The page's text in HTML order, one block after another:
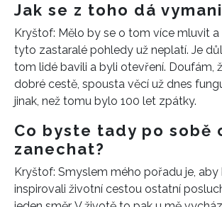
Jak se z toho dá
Kryštof: Mělo by se o tom více mluvit
tyto zastaralé pohledy už neplatí. Je
tom lidé bavili a byli otevření. Doufám,
dobré cestě, spousta věcí už dnes
jinak, než tomu bylo 100 let zpátky.
Co byste tady po sobě
zanechat?
Kryštof: Smyslem mého pořadu je, aby
inspirovali životní cestou ostatní